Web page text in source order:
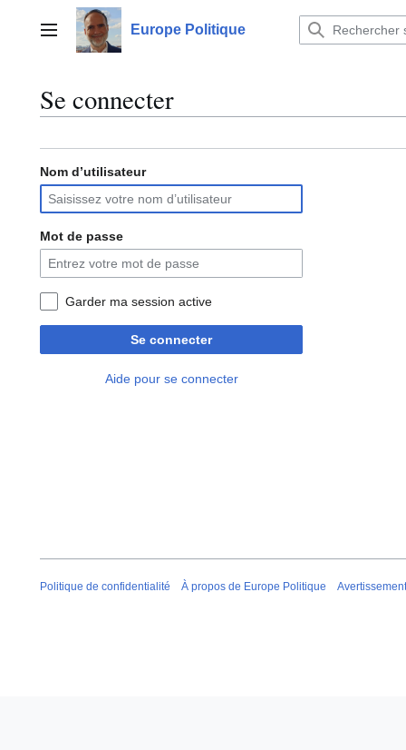
contenuMenu principalEurope Politique
Se connecter
Nom d’utilisateur
Mot de passe
Garder ma session active
Se connecter
Aide pour se connecter
Politique de confidentialité À propos de Europe Politique